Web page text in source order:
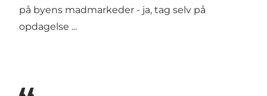
på byens madmarkeder - ja, tag selv på
opdagelse ...